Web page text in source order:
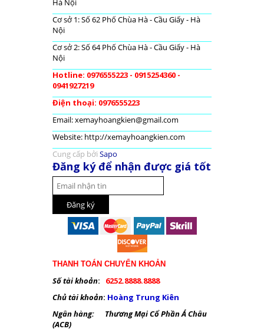
Hà Nội
Cơ sở 1: Số 62 Phố Chùa Hà - Cầu Giấy - Hà
Nội
Cơ sở 2: Số 64 Phố Chùa Hà - Cầu Giấy - Hà
Nội
Hotline: 0976555223 - 0915254360 -
0941927219
Điện thoại: 0976555223
Email: xemayhoangkien@gmail.com
Website: http://xemayhoangkien.com
Cung cấp bởi Sapo
Đăng ký để nhận được giá tốt
THANH TOÁN CHUYỂN KHOẢN
Số tài khoản:
6252.8888.8888
Chủ tài khoản: Hoàng Trung Kiên
Ngân hàng: Thương Mại Cổ Phần Á Châu
(ACB)